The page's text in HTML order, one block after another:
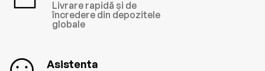
Livrare rapidă și de
încredere din depozitele
globale
Asistenta